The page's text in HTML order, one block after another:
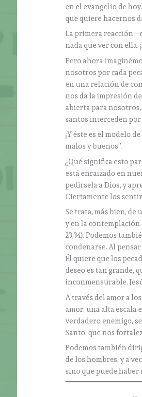
en el evangelio de
que quiere hacernos
La primera reacción
nada que ver con ella.
Pero ahora
nosotros por cada
en una relación de
nos da la impresión
abierta para nosotros,
santos interceden por
¡Y éste es el modelo
malos y buenos”.
¿Qué significa esto
está enraizado en
pedírsela a Dios, y
Ciertamente los
Se trata, más bien,
y en la contemplación
23,34). Podemos
condenarse. Al
Él quiere que los
deseo es tan grande,
inconmensurable,
A través del amor a
amor; una alta escala
verdadero enemigo,
Santo, que nos
Podemos también
de los hombres, y a
sino que puede haber